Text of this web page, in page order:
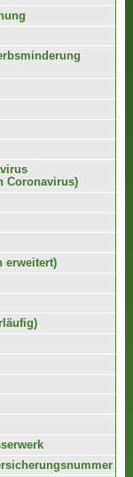
Coronavirus)
erweitert)